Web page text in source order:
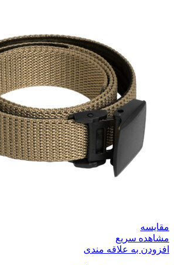
مقایسه
مشاهده سریع
افزودن به علاقه مندی